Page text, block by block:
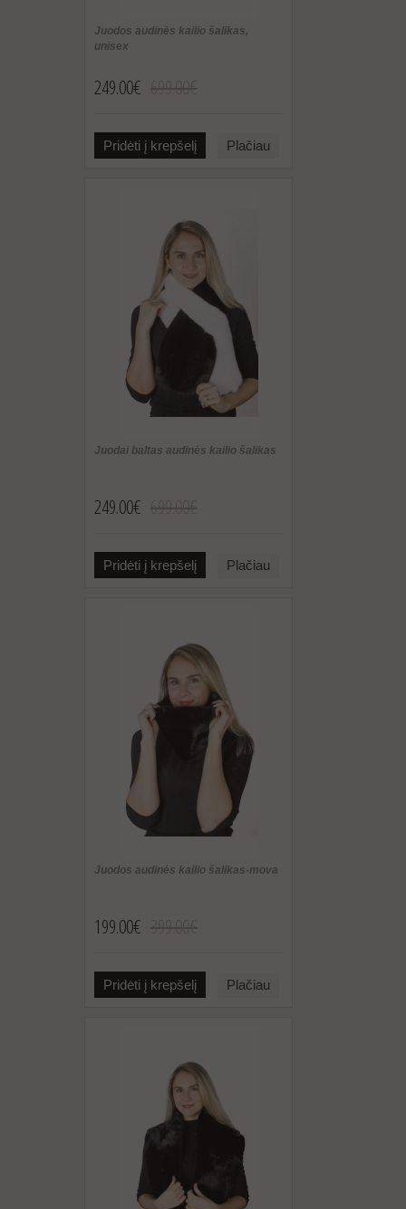
Juodos audinės kailio šalikas,
unisex
249.00€
Pridėti į krepšelį Plačiau
Juodai baltas audinės kailio šalikas
249.00€
Pridėti į krepšelį Plačiau
Juodos audinės kailio šalikas-mova
199.00€
Pridėti į krepšelį Plačiau